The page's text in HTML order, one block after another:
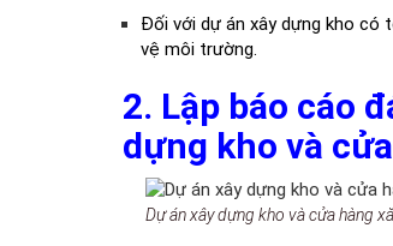
Đối với dự án xây dựng kho có
vệ môi trường.
2. Lập báo cáo
dựng kho và
Dự án xây dựng kho và cửa hàng